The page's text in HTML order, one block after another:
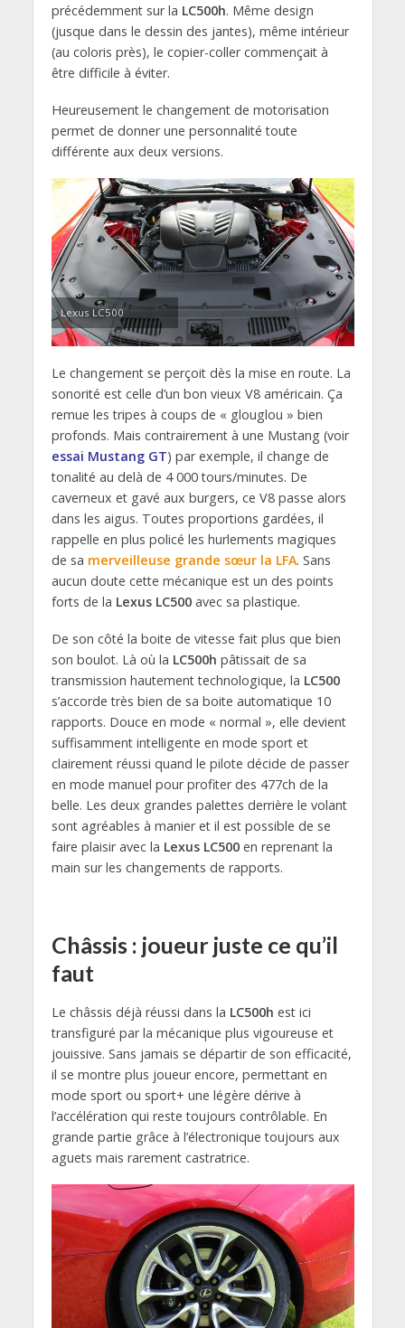
précédemment sur la LC500h. Même design
(jusque dans le dessin des jantes), même intérieur
(au coloris près), le copier-coller commençait à
être difficile à éviter.
Heureusement le changement de motorisation
permet de donner une personnalité toute
différente aux deux versions.
Lexus LC500
Le changement se perçoit dès la mise en route. La
sonorité est celle d’un bon vieux V8 américain. Ça
remue les tripes à coups de « glouglou » bien
profonds. Mais contrairement à une Mustang (voir
essai Mustang GT) par exemple, il change de
tonalité au delà de 4 000 tours/minutes. De
caverneux et gavé aux burgers, ce V8 passe alors
dans les aigus. Toutes proportions gardées, il
rappelle en plus policé les hurlements magiques
de sa merveilleuse grande sœur la LFA. Sans
aucun doute cette mécanique est un des points
forts de la Lexus LC500avec sa plastique.
De son côté la boite de vitesse fait plus que bien
son boulot. Là où la LC500h pâtissait de sa
transmission hautement technologique, la LC500
s’accorde très bien de sa boite automatique 10
rapports. Douce en mode « normal », elle devient
suffisamment intelligente en mode sport et
clairement réussi quand le pilote décide de passer
en mode manuel pour profiter des 477ch de la
belle. Les deux grandes palettes derrière le volant
sont agréables à manier et il est possible de se
faire plaisir avec la Lexus LC500en reprenant la
main sur les changements de rapports.
Châssis : joueur juste ce qu’il
faut
Le châssis déjà réussi dans la LC500h est ici
transfiguré par la mécanique plus vigoureuse et
jouissive. Sans jamais se départir de son efficacité,
il se montre plus joueur encore, permettant en
mode sport ou sport+ une légère dérive à
l’accélération qui reste toujours contrôlable. En
grande partie grâce à l’électronique toujours aux
aguets mais rarement castratrice.